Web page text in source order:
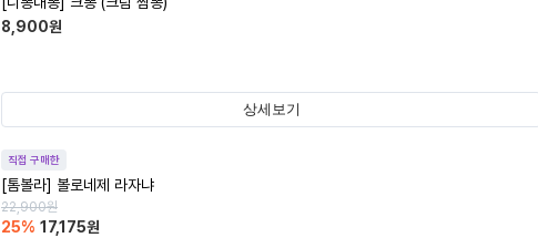
8,900원
상세보기
직접 구매한
[톰볼라] 볼로네제 라자냐
22,900원
25% 17,175원